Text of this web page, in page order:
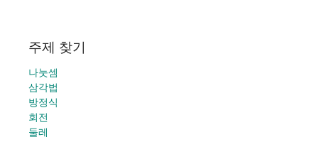
주제 찾기
나눗셈
삼각법
방정식
회전
둘레